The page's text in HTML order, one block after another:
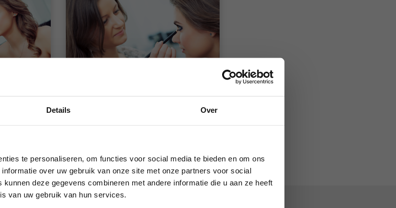
Details Over
te personaliseren, om functies voor social media te bieden en om ons
over uw gebruik van onze site met onze partners voor social
deze gegevens combineren met andere informatie die u aan ze heeft
van uw gebruik van hun services.
€ 1.279
actie ook! 10% korting verlengd t.e.m. 7 augustus 2026.
Sluiten